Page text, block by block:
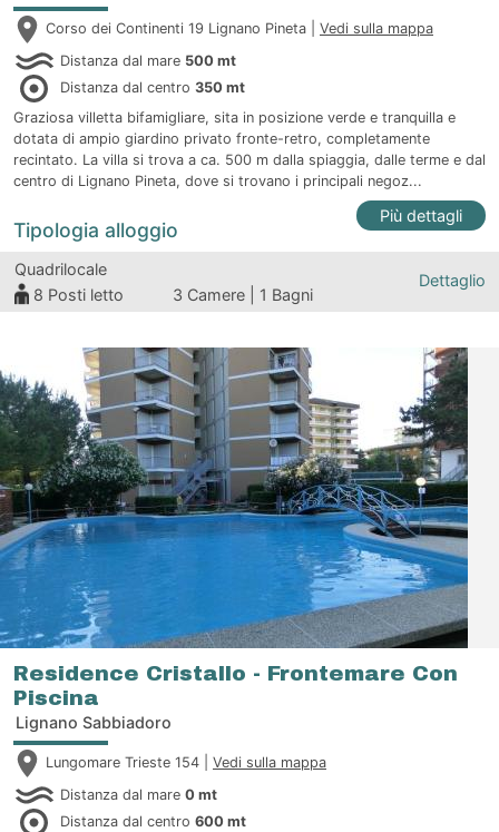
Corso dei Continenti 19 Lignano Pineta | Vedi sulla mappa
Distanza dal mare 500 mt
Distanza dal centro 350 mt
Graziosa villetta bifamigliare, sita in posizione verde e tranquilla e
dotata di ampio giardino privato fronte-retro, completamente
recintato. La villa si trova a ca. 500 m dalla spiaggia, dalle terme e dal
centro di Lignano Pineta, dove si trovano i principali negoz...
Più dettagli
Tipologia alloggio
Quadrilocale
8 Posti letto 3 Camere | 1 Bagni
Dettaglio
Residence Cristallo - Frontemare Con
Piscina
Lignano Sabbiadoro
Lungomare Trieste 154 | Vedi sulla mappa
Distanza dal mare 0 mt
Distanza dal centro 600 mt